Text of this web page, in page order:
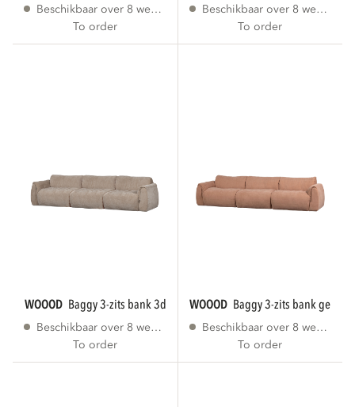
Beschikbaar over 8 weken
To order
Beschikbaar over 8 weken
To order
WOOOD baggy 3-zits bank 3d chenille zand
Beschikbaar over 8 weken
To order
WOOOD baggy 3-zits bank
Beschikbaar over 8 weken
To order